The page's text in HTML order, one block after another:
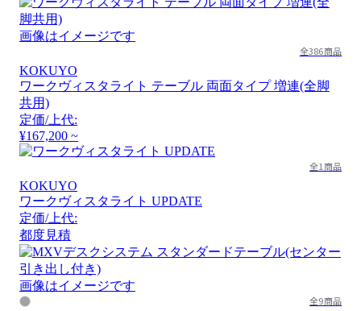
画像はイメージです
全386商品
KOKUYO
ワークヴィスタライト テーブル 両面タイプ 増連(全脚
共用)
定価/上代:
¥167,200 ~
全1商品
KOKUYO
ワークヴィスタライト UPDATE
定価/上代:
都度見積
画像はイメージです
全9商品